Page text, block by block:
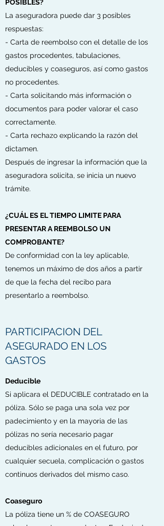
POSIBLES?
La aseguradora puede dar 3 posibles
respuestas:
- Carta de reembolso con el detalle de los
gastos procedentes, tabulaciones,
deducibles y coaseguros, así como gastos
no procedentes.
- Carta solicitando más información o
documentos para poder valorar el caso
correctamente.
- Carta rechazo explicando la razón del
dictamen.
Después de ingresar la información que la
aseguradora solicita, se inicia un nuevo
trámite.
¿CUÁL ES EL TIEMPO LIMITE PARA
PRESENTAR A REEMBOLSO UN
COMPROBANTE?
De conformidad con la ley aplicable,
tenemos un máximo de dos años a partir
de que la fecha del recibo para
presentarlo a reembolso.
PARTICIPACION DEL
ASEGURADO EN LOS
GASTOS
Deducible
Si aplicara el DEDUCIBLE contratado en la
póliza. Sólo se paga una sola vez por
padecimiento y en la mayoria de las
pólizas no sería necesario pagar
deducibles adicionales en el futuro, por
cualquier secuela, complicación o gastos
continuos derivados del mismo caso.
Coaseguro
La póliza tiene un % de COASEGURO